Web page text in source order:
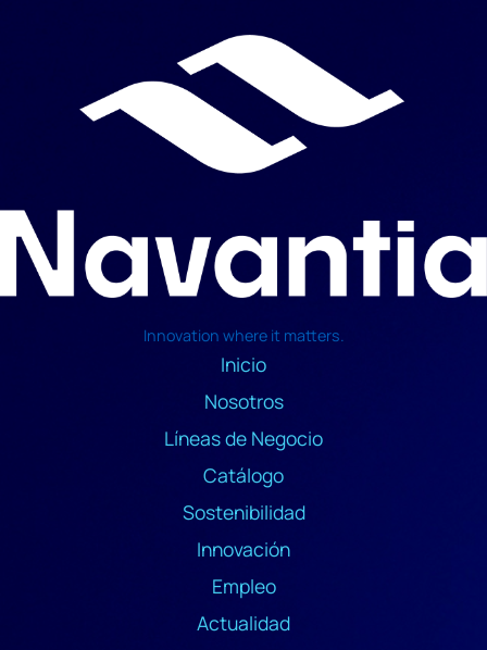
Innovation where it matters.
Inicio
Nosotros
Líneas de Negocio
Catálogo
Sostenibilidad
Innovación
Empleo
Actualidad